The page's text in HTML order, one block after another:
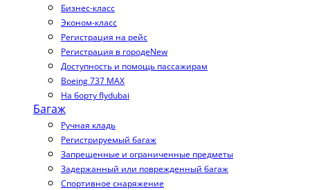
Бизнес-класс
Эконом-класс
Регистрация на рейс
Регистрация в городеNew
Доступность и помощь пассажирам
Boeing 737 MAX
На борту flydubai
Багаж
Ручная кладь
Регистрируемый багаж
Запрещенные и ограниченные предметы
Задержанный или поврежденный багаж
Спортивное снаряжение